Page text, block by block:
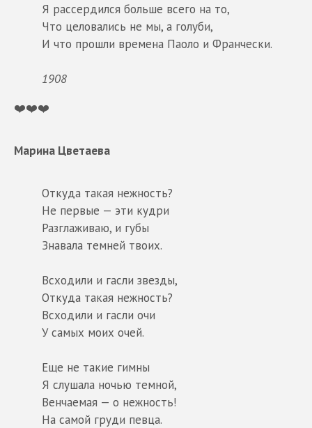
Я рассердился больше всего на то,
Что целовались не мы, а голуби,
И что прошли времена Паоло и Франчески.
1908
❤️❤️❤️
Марина Цветаева
Откуда такая нежность?
Не первые — эти кудри
Разглаживаю, и губы
Знавала темней твоих.
Всходили и гасли звезды,
Откуда такая нежность?
Всходили и гасли очи
У самых моих очей.
Еще не такие гимны
Я слушала ночью темной,
Венчаемая — о нежность!
На самой груди певца.